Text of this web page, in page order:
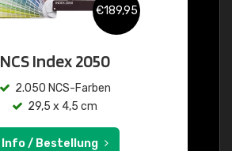
€189,95
NCS Index 2050
2.050 NCS-Farben
29,5 x 4,5 cm
Info / Bestellung